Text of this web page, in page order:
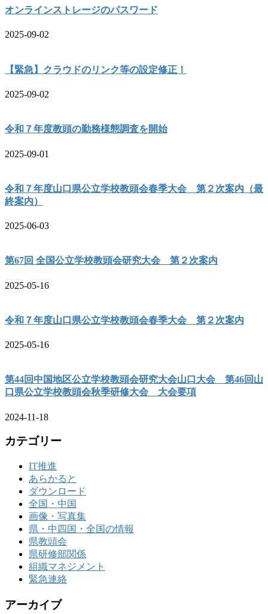
オンラインストレージのパスワード
2025-09-02
【緊急】クラウドのリンク等の設定修正！
2025-09-02
令和７年度教頭の勤務様態調査を開始
2025-09-01
令和７年度山口県公立学校教頭会春季大会 第２次案内（最
終案内）
2025-06-03
第67回 全国公立学校教頭会研究大会 第２次案内
2025-05-16
令和７年度山口県公立学校教頭会春季大会 第２次案内
2025-05-16
第44回中国地区公立学校教頭会研究大会山口大会 第46回山
口県公立学校教頭会秋季研修大会 大会要項
2024-11-18
カテゴリー
IT推進
あらかると
ダウンロード
全国・中国
画像・写真集
県・中四国・全国の情報
県教頭会
県研修部関係
組織マネジメント
緊急連絡
アーカイブ